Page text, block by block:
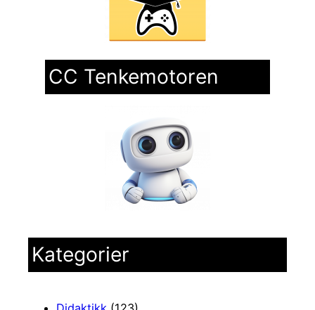
CC Tenkemotoren
Kategorier